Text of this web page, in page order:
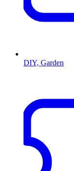
DIY, Garden